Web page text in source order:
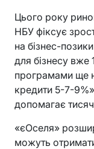
Цього року
НБУ фіксує
на бізнес-
для бізнесу
програмами ще
кредити 5-7-
допомагає
«єОселя»
можуть